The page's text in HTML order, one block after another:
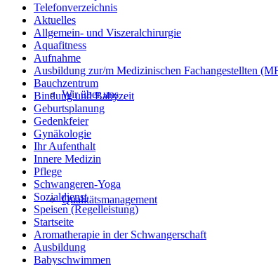
Wir über uns
Qualitätsmanagement
Telefonverzeichnis
Aktuelles
Allgemein- und Viszeralchirurgie
Aquafitness
Aufnahme
Ausbildung zur/m Medizinischen Fachangestellten
Bauchzentrum
Bindung und Babyzeit
Geburtsplanung
Gedenkfeier
Gynäkologie
Ihr Aufenthalt
Innere Medizin
Pflege
Schwangeren-Yoga
Sozialdienst
Speisen (Regelleistung)
Startseite
Aromatherapie in der Schwangerschaft
Ausbildung
Babyschwimmen